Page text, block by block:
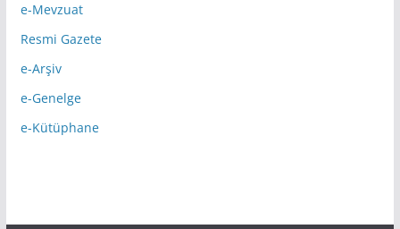
e-Mevzuat
Resmi Gazete
e-Arşiv
e-Genelge
e-Kütüphane